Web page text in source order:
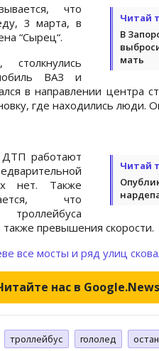
Читай
В
мать
что
3 марта, в
“Сырец“.
ВАЗ и
в направлении центра
где находились люди.
Читай
работают
нет. Также
что
превышения скорости.
все мосты и ряд улиц
нас в Google.News
троллейбус гололед